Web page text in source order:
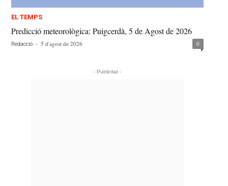
EL TEMPS
Predicció meteorològica: Puigcerdà, 5 de Agost de 2026
Redacció - 5 d'agost de 2026 0
- Publicitat -